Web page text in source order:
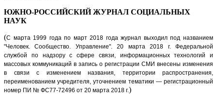
ЮЖНО-РОССИЙСКИЙ ЖУРНАЛ СОЦИАЛЬНЫХ
НАУК
(С марта 1999 года по март 2018 года журнал выходил под названием
"Человек. Сообщество. Управление".20 марта 2018 г. Федеральной
службой по надзору с сфере связи, информационных технологий и
массовых коммуникаций в запись о регистрации СМИ внесены изменения
в связи с изменением названия, территории распространения,
переименованием учредителя, уточнением тематики — регистрационный
номер ПИ № ФС77-72496 от 20 марта 2018 г.)